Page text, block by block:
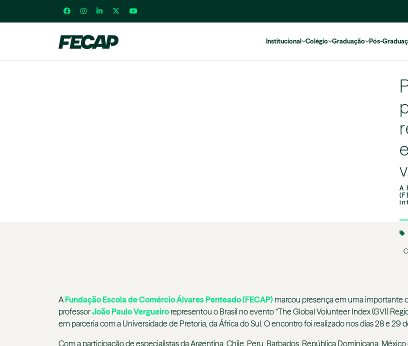
Institucional Colégio Graduação Pós-
A
AFundação Escola de Comércio Álvares Penteado (FECAP) marcou presença em uma importante
professorJoão Paulo Vergueiro representou o Brasil no evento “The Global Volunteer Index (GVI)
em parceria com a Universidade de Pretoria, da África do Sul. O encontro foi realizado nos dias 28 e
Com a participação de especialistas da Argentina, Chile, Peru, Barbados, República Dominicana,